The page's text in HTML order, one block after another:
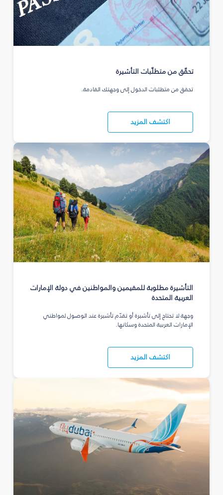
تحقّق من متطلّبات التأشيرة
تحقق من متطلبات الدخول إلى وجهتك القادمة.
اكتشف المزيد
التأشيرة مطلوبة للمقيمين والمواطنين في دولة الإمارات
العربية المتحدة
وجهة لا تحتاج إلى تأشيرة أو تقدّم تأشيرة عند الوصول لمواطني
الإمارات العربية المتحدة وسكانها.
اكتشف المزيد